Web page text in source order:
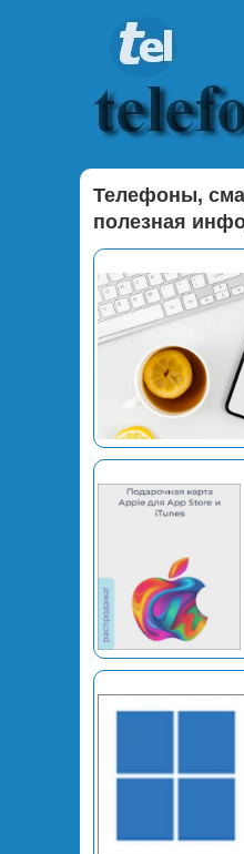
Телефоны,
полезная